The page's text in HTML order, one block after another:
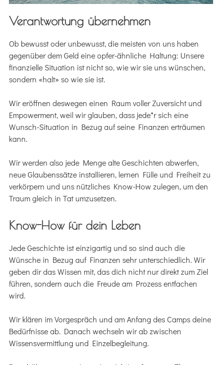
Verantwortung übernehmen
Ob bewusst oder unbewusst, die meisten von uns haben
gegenüber dem Geld eine opfer-ähnliche Haltung: Unsere
finanzielle Situation ist nicht so, wie wir sie uns wünschen,
sondern «halt» so wie sie ist.
Wir eröffnen deswegen einen Raum voller Zuversicht und
Empowerment, weil wir glauben, dass jede*r sich eine
Wunsch-Situation in Bezug auf seine Finanzen erträumen
kann.
Wir werden also jede Menge alte Geschichten abwerfen,
neue Glaubenssätze installieren, lernen Fülle und Freiheit zu
verkörpern und uns nützliches Know-How zulegen, um den
Traum gleich in Tat umzusetzen.
Know-How für dein Leben
Jede Geschichte ist einzigartig und so sind auch die
Wünsche in Bezug auf Finanzen sehr unterschiedlich. Wir
geben dir das Wissen mit, das dich nicht nur direkt zum Ziel
führen, sondern auch die Freude am Prozess entfachen
wird.
Wir klären im Vorgespräch und am Anfang des Camps deine
Bedürfnisse ab. Danach wechseln wir ab zwischen
Wissensvermittlung und Einzelbegleitung.